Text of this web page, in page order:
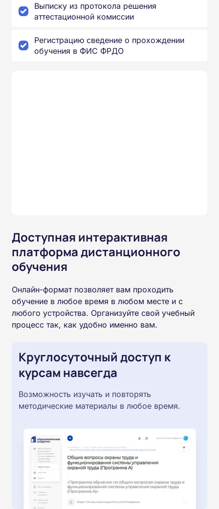
Выписку из протокола решения
аттестационной комиссии
Регистрацию сведение о прохождении
обучения в ФИС ФРДО
Доступная интерактивная
платформа дистанционного
обучения
Онлайн-формат позволяет вам проходить
обучение в любое время в любом месте и с
любого устройства. Организуйте свой учебный
процесс так, как удобно именно вам.
Круглосуточный доступ к
курсам навсегда
Возможность изучать и повторять
методические материалы в любое время.